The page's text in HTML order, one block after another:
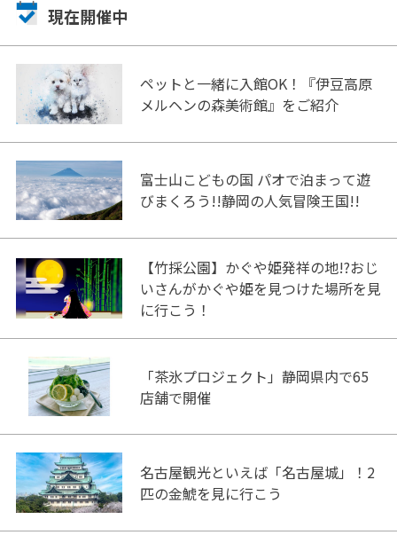
現在開催中
ペットと一緒に入館OK！『伊豆高原
メルヘンの森美術館』をご紹介
富士山こどもの国 パオで泊まって遊
びまくろう!!静岡の人気冒険王国!!
【竹採公園】かぐや姫発祥の地!?おじ
いさんがかぐや姫を見つけた場所を見
に行こう！
「茶氷プロジェクト」静岡県内で65
店舗で開催
名古屋観光といえば「名古屋城」！2
匹の金鯱を見に行こう